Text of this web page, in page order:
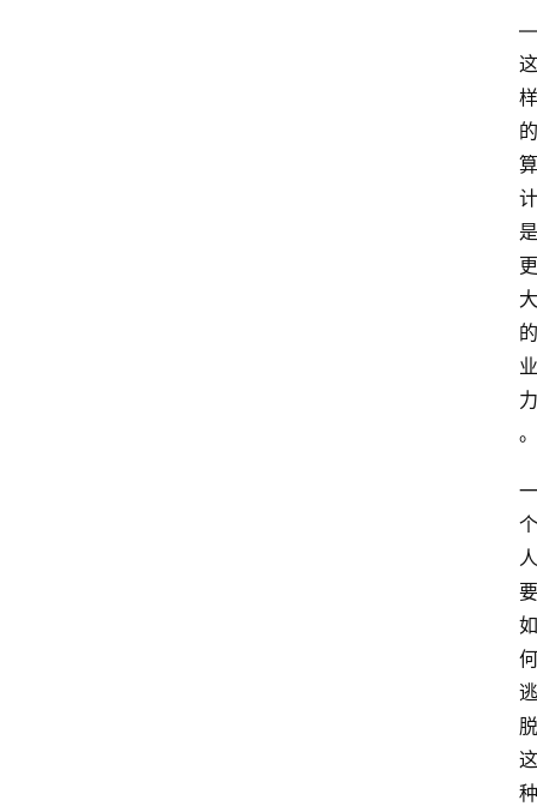
—
这
样
的
算
计
是
更
大
的
业
力
。
一
个
人
要
如
何
逃
脱
这
种